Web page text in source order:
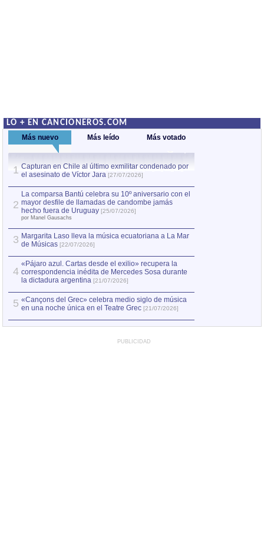
LO + EN CANCIONEROS.COM
Más nuevo Más leído Más votado
1 Capturan en Chile al último exmilitar condenado por
el asesinato de Víctor Jara [27/07/2026]
2
La comparsa Bantú celebra su 10º aniversario con el
mayor desfile de llamadas de candombe jamás
hecho fuera de Uruguay [25/07/2026]
por Manel Gausachs
3 Margarita Laso lleva la música ecuatoriana a La Mar
de Músicas [22/07/2026]
4
«Pájaro azul. Cartas desde el exilio» recupera la
correspondencia inédita de Mercedes Sosa durante
la dictadura argentina [21/07/2026]
5 «Cançons del Grec» celebra medio siglo de música
en una noche única en el Teatre Grec [21/07/2026]
PUBLICIDAD